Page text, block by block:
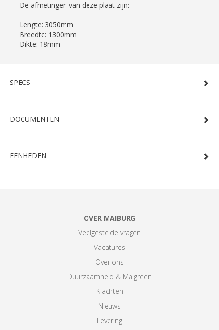
De afmetingen van deze plaat zijn:
Lengte: 3050mm
Breedte: 1300mm
Dikte: 18mm
SPECS
DOCUMENTEN
EENHEDEN
OVER MAIBURG
Veelgestelde vragen
Vacatures
Over ons
Duurzaamheid & Maigreen
Klachten
Nieuws
Levering